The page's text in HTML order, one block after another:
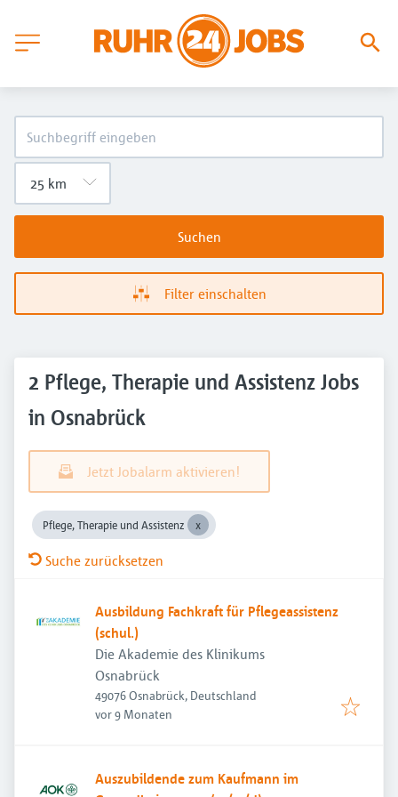
Suchen
Filter einschalten
2 Pflege, Therapie und Assistenz Jobs
in Osnabrück
Jetzt Jobalarm aktivieren!
Pflege, Therapie und Assistenz
Suche zurücksetzen
Ausbildung Fachkraft für Pflegeassistenz
(schul.)
Die Akademie des Klinikums
Osnabrück
49076 Osnabrück, Deutschland
Veröffentlicht:
vor 9 Monaten
Auszubildende zum Kaufmann im